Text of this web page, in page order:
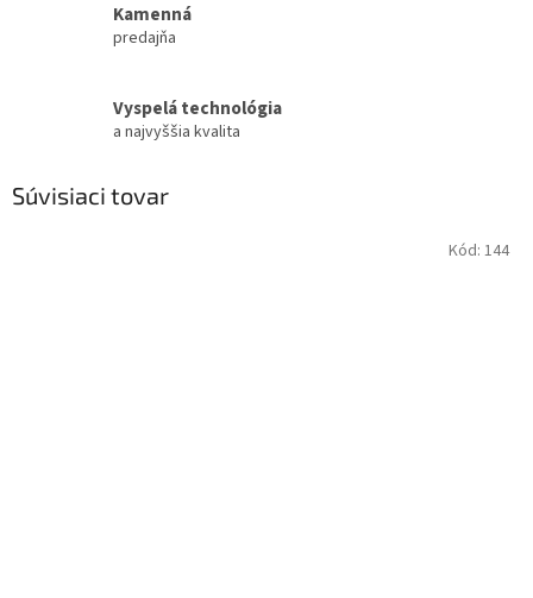
Kamenná
predajňa
Vyspelá technológia
a najvyššia kvalita
Súvisiaci tovar
Kód: 144